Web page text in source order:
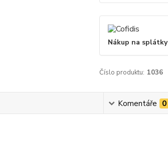
Nákup na splátky
Číslo produktu: 1036
Komentáře 0